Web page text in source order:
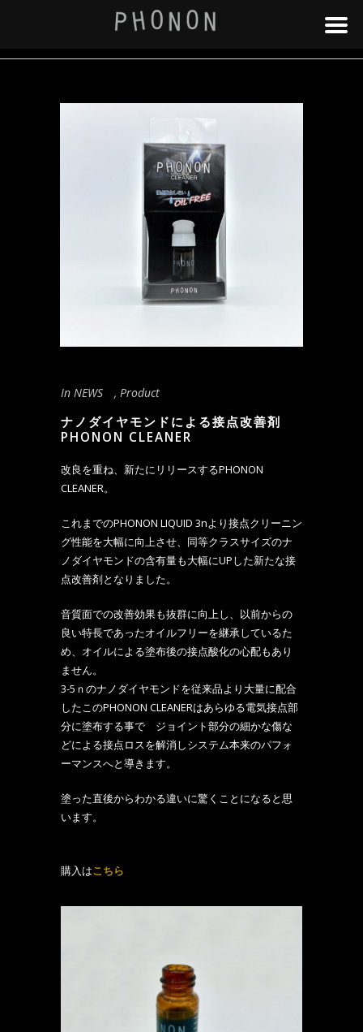
In NEWS , Product
ナノダイヤモンドによる接点改善剤
PHONON CLEANER
改良を重ね、新たにリリースするPHONON
CLEANER。
これまでのPHONON LIQUID 3nより接点クリーニン
グ性能を大幅に向上させ、同等クラスサイズのナ
ノダイヤモンドの含有量も大幅にUPした新たな接
点改善剤となりました。
音質面での改善効果も抜群に向上し、以前からの
良い特長であったオイルフリーを継承しているた
め、オイルによる塗布後の接点酸化の心配もあり
ません。
3-5ｎのナノダイヤモンドを従来品より大量に配合
したこのPHONON CLEANERはあらゆる電気接点部
分に塗布する事で ジョイント部分の細かな傷な
どによる接点ロスを解消しシステム本来のパフォ
ーマンスへと導きます。
塗った直後からわかる違いに驚くことになると思
います。
購入はこちら